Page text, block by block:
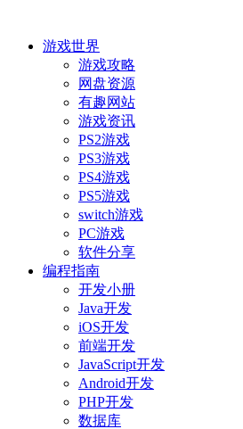
游戏世界
游戏攻略
网盘资源
有趣网站
游戏资讯
PS2游戏
PS3游戏
PS4游戏
PS5游戏
switch游戏
PC游戏
软件分享
编程指南
开发小册
Java开发
iOS开发
前端开发
JavaScript开发
Android开发
PHP开发
数据库